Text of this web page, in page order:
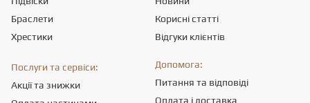
Браслети
Хрестики
Корисні статті
Відгуки клієнтів
Послуги та сервіси:
Акції та знижки
Допомога:
Питання та відповіді
Оплата і доставка